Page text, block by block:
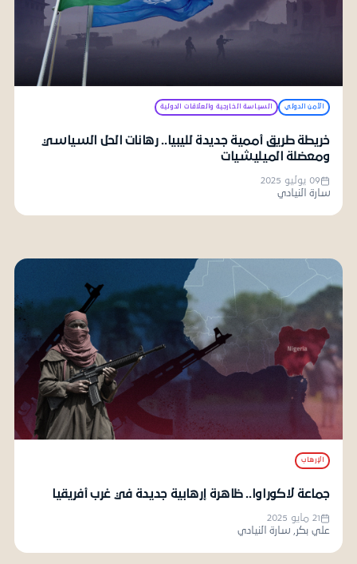
الأمن الدولي السياسة الخارجية والعلاقات الدولية
خريطة طريق أممية جديدة لليبيا.. رهانات الحل السياسي
ومعضلة الميليشيات
09 يوليو 2025
سارة النيادي
الإرهاب
جماعة لاكوراوا.. ظاهرة إرهابية جديدة في غرب أفريقيا
21 مايو 2025
علي بكر, سارة النيادي